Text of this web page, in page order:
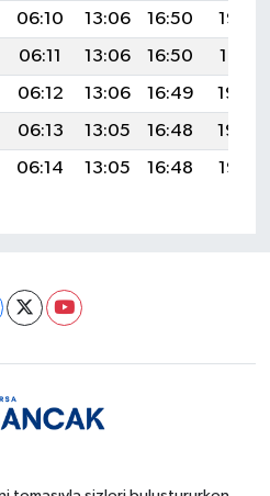
06:10 13:06 16:50
19:52
06:11 13:06 16:50
19:51
06:12 13:06 16:49
19:49
06:13 13:05 16:48
19:48
06:14 13:05 16:48 19:47